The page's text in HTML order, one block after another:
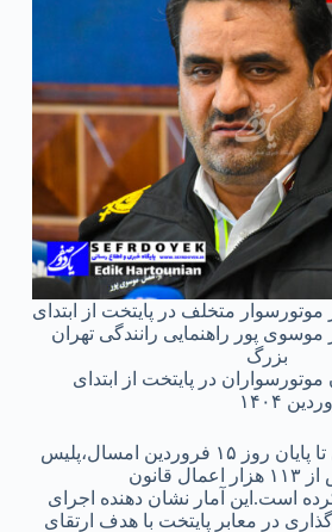
قانون ۱۱۳ هزار موتورسوار متخلف در پایتخت از ابتدای
پور راهنمایی رانندگی تهران
بزرگ
موتورسواران در پایتخت از ابتدای
از ابتدای طرح نوروزی تا پایان روز ۱۵ فروردین امسال،پلیس
راهور تهران بزرگ بیش از ۱۱۳ هزار اعمال قانون
است.این آمار نشان‌ دهنده اجرای
در معابر پایتخت با هدف ارتقای